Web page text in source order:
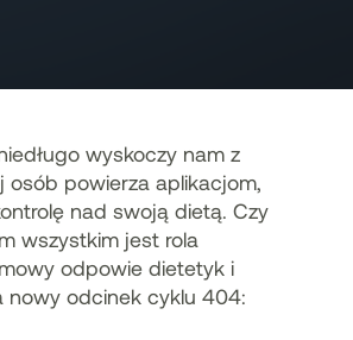
wyskoczy nam z
osób powierza aplikacjom,
nad swoją dietą. Czy
wszystkim jest rola
odpowie dietetyk i
nowy odcinek cyklu 404: